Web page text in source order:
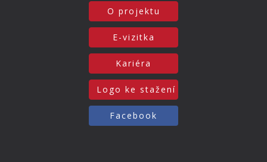
O projektu
E-vizitka
Kariéra
Logo ke stažení
Facebook